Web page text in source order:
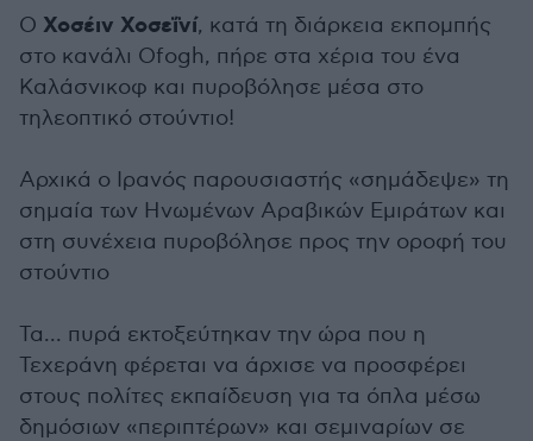
Ο Χοσέιν Χοσεΐνί, κατά τη διάρκεια εκπομπής
στο κανάλι Ofogh, πήρε στα χέρια του ένα
Καλάσνικοφ και πυροβόλησε μέσα στο
τηλεοπτικό στούντιο!
Αρχικά ο Ιρανός παρουσιαστής «σημάδεψε» τη
σημαία των Ηνωμένων Αραβικών Εμιράτων και
στη συνέχεια πυροβόλησε προς την οροφή του
στούντιο
Τα... πυρά εκτοξεύτηκαν την ώρα που η
Τεχεράνη φέρεται να άρχισε να προσφέρει
στους πολίτες εκπαίδευση για τα όπλα μέσω
δημόσιων «περιπτέρων» και σεμιναρίων σε